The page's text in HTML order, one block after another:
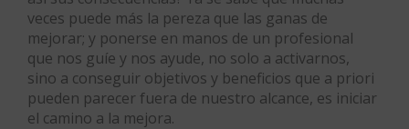
veces puede más la pereza que las ganas de
mejorar; y ponerse en manos de un profesional
que nos guíe y nos ayude, no solo a activarnos,
sino a conseguir objetivos y beneficios que a priori
pueden parecer fuera de nuestro alcance, es iniciar
el camino a la mejora.